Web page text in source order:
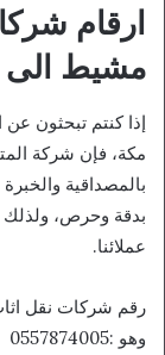
ارقام
مشيط الى
إذا كنتم تبحثون
مكة، فإن شركة
بالمصداقية
بدقة وحرص، ولذلك
عملائنا.
رقم شركات نقل
وهو :0557874005